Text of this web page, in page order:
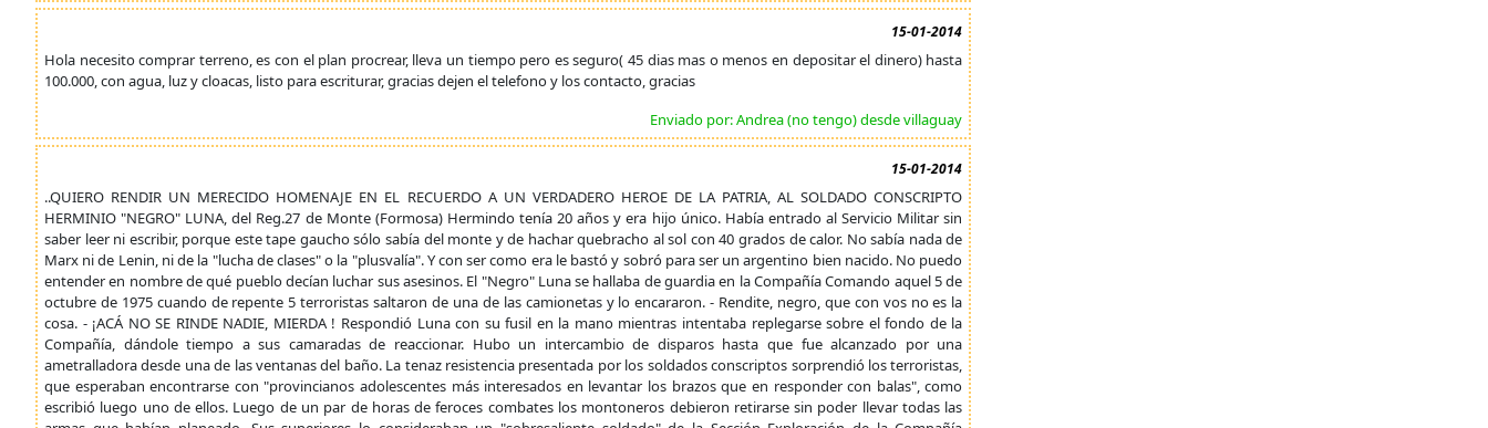
15-01-2014
Hola necesito comprar terreno, es con el plan procrear, lleva un tiempo pero es seguro( 45 dias mas o menos en depositar el dinero) hasta
100.000, con agua, luz y cloacas, listo para escriturar, gracias dejen el telefono y los contacto, gracias
Enviado por: Andrea (no tengo) desde villaguay
15-01-2014
..QUIERO RENDIR UN MERECIDO HOMENAJE EN EL RECUERDO A UN VERDADERO HEROE DE LA PATRIA, AL SOLDADO CONSCRIPTO
HERMINIO "NEGRO" LUNA, del Reg.27 de Monte (Formosa) Hermindo tenía 20 años y era hijo único. Había entrado al Servicio Militar sin
saber leer ni escribir, porque este tape gaucho sólo sabía del monte y de hachar quebracho al sol con 40 grados de calor. No sabía nada de
Marx ni de Lenin, ni de la "lucha de clases" o la "plusvalía". Y con ser como era le bastó y sobró para ser un argentino bien nacido. No puedo
entender en nombre de qué pueblo decían luchar sus asesinos. El "Negro" Luna se hallaba de guardia en la Compañía Comando aquel 5 de
octubre de 1975 cuando de repente 5 terroristas saltaron de una de las camionetas y lo encararon. - Rendite, negro, que con vos no es la
cosa. - ¡ACÁ NO SE RINDE NADIE, MIERDA ! Respondió Luna con su fusil en la mano mientras intentaba replegarse sobre el fondo de la
Compañía, dándole tiempo a sus camaradas de reaccionar. Hubo un intercambio de disparos hasta que fue alcanzado por una
ametralladora desde una de las ventanas del baño. La tenaz resistencia presentada por los soldados conscriptos sorprendió los terroristas,
que esperaban encontrarse con "provincianos adolescentes más interesados en levantar los brazos que en responder con balas", como
escribió luego uno de ellos. Luego de un par de horas de feroces combates los montoneros debieron retirarse sin poder llevar todas las